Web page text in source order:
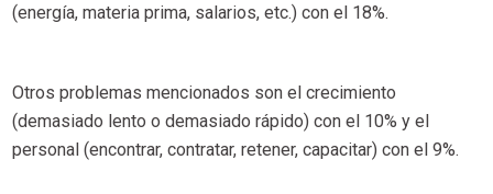
(energía, materia prima, salarios, etc.) con el 18%.
Otros problemas mencionados son el crecimiento
(demasiado lento o demasiado rápido) con el 10% y el
personal (encontrar, contratar, retener, capacitar) con el 9%.